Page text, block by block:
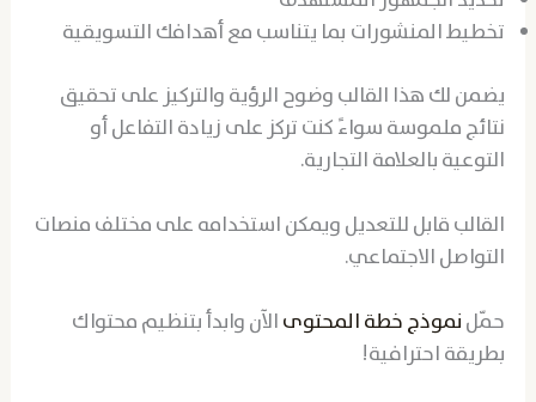
تخطيط المنشورات بما يتناسب مع أهدافك التسويقية
يضمن لك هذا القالب وضوح الرؤية والتركيز على تحقيق
نتائج ملموسة سواءً كنت تركز على زيادة التفاعل أو
التوعية بالعلامة التجارية.
القالب قابل للتعديل ويمكن استخدامه على مختلف منصات
التواصل الاجتماعي.
حمّلنموذج خطة المحتوىالآن وابدأ بتنظيم محتواك
بطريقة احترافية!